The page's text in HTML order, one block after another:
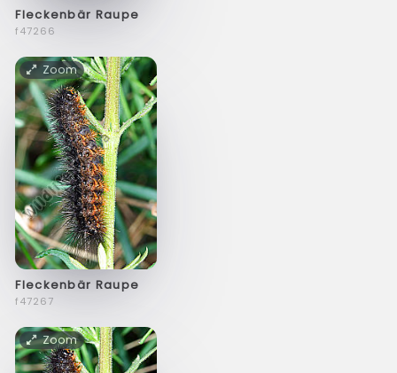
Fleckenbär Raupe
f47266
Zoom
Fleckenbär Raupe
f47267
Zoom